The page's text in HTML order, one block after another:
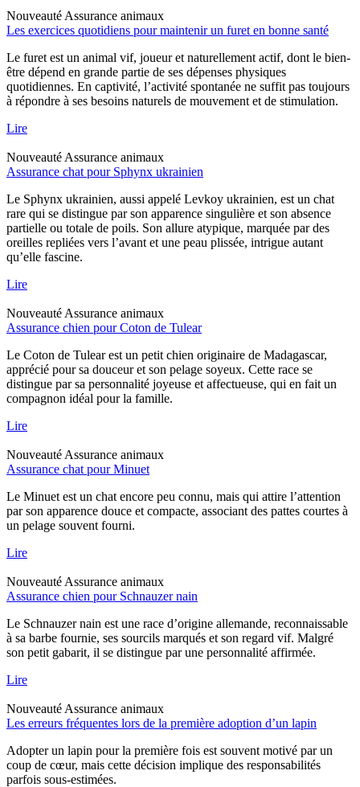
Nouveauté Assurance animaux
Les exercices quotidiens pour maintenir un furet en bonne santé
Le furet est un animal vif, joueur et naturellement actif, dont le bien-
être dépend en grande partie de ses dépenses physiques
quotidiennes. En captivité, l’activité spontanée ne suffit pas toujours
à répondre à ses besoins naturels de mouvement et de stimulation.
Lire
Nouveauté Assurance animaux
Assurance chat pour Sphynx ukrainien
Le Sphynx ukrainien, aussi appelé Levkoy ukrainien, est un chat
rare qui se distingue par son apparence singulière et son absence
partielle ou totale de poils. Son allure atypique, marquée par des
oreilles repliées vers l’avant et une peau plissée, intrigue autant
qu’elle fascine.
Lire
Nouveauté Assurance animaux
Assurance chien pour Coton de Tulear
Le Coton de Tulear est un petit chien originaire de Madagascar,
apprécié pour sa douceur et son pelage soyeux. Cette race se
distingue par sa personnalité joyeuse et affectueuse, qui en fait un
compagnon idéal pour la famille.
Lire
Nouveauté Assurance animaux
Assurance chat pour Minuet
Le Minuet est un chat encore peu connu, mais qui attire l’attention
par son apparence douce et compacte, associant des pattes courtes à
un pelage souvent fourni.
Lire
Nouveauté Assurance animaux
Assurance chien pour Schnauzer nain
Le Schnauzer nain est une race d’origine allemande, reconnaissable
à sa barbe fournie, ses sourcils marqués et son regard vif. Malgré
son petit gabarit, il se distingue par une personnalité affirmée.
Lire
Nouveauté Assurance animaux
Les erreurs fréquentes lors de la première adoption d’un lapin
Adopter un lapin pour la première fois est souvent motivé par un
coup de cœur, mais cette décision implique des responsabilités
parfois sous-estimées.